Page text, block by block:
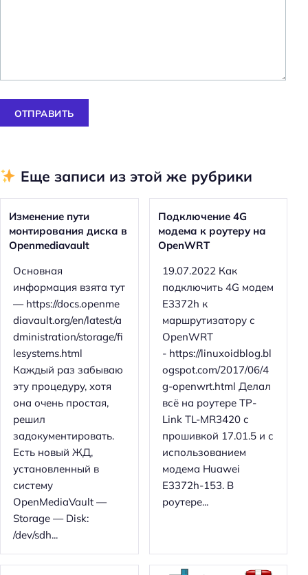
ОТПРАВИТЬ
Еще записи из этой же рубрики
Изменение пути
монтирования диска в
Openmediavault
Основная
информация взята тут
— https://docs.openme
diavault.org/en/latest/a
dministration/storage/fi
lesystems.html
Каждый раз забываю
эту процедуру, хотя
она очень простая,
решил
задокументировать.
Есть новый ЖД,
установленный в
систему
OpenMediaVault —
Storage — Disk:
/dev/sdh...
Подключение 4G
модема к роутеру на
OpenWRT
19.07.2022 Как
подключить 4G модем
E3372h к
маршрутизатору с
OpenWRT
- https://linuxoidblog.bl
ogspot.com/2017/06/4
g-openwrt.html Делал
всё на роутере TP-
Link TL-MR3420 с
прошивкой 17.01.5 и с
использованием
модема Huawei
E3372h-153. В
роутере...
Н
а
й
и